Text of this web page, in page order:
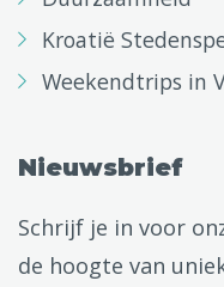
Kroatië
Weekendtrips in
Nieuwsbrief
Schrijf je in voor
de hoogte van